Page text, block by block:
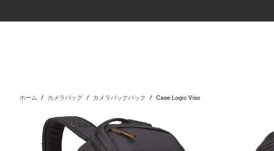
ホーム / カメラバッグ / カメラバックパック / Case Logic Viso